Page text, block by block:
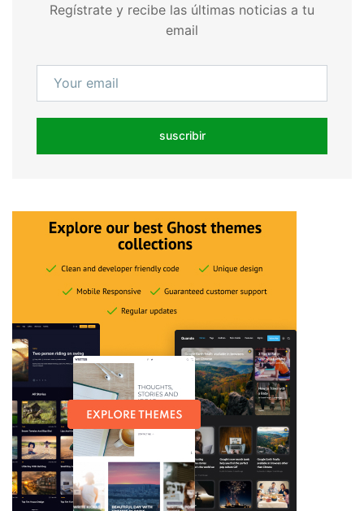
Regístrate y recibe las últimas noticias a tu
email
suscribir